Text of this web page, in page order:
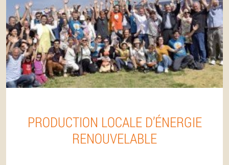
PRODUCTION LOCALE D’ÉNERGIE
RENOUVELABLE